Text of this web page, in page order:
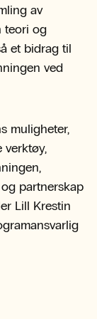
av
teori og
et bidrag til
ved
muligheter,
verktøy,
partnerskap
Lill Krestin